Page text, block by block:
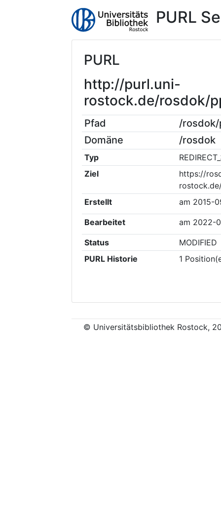
PURL
PURL
http://purl.uni-
rostock.de/rosdok/
Pfad
/
Domäne
/rosdok
Typ
Ziel
https://
Erstellt
am 2015-
Bearbeitet am 2022-
Status
MODIFIED
PURL Historie
1
© Universitätsbibliothek Rostock,